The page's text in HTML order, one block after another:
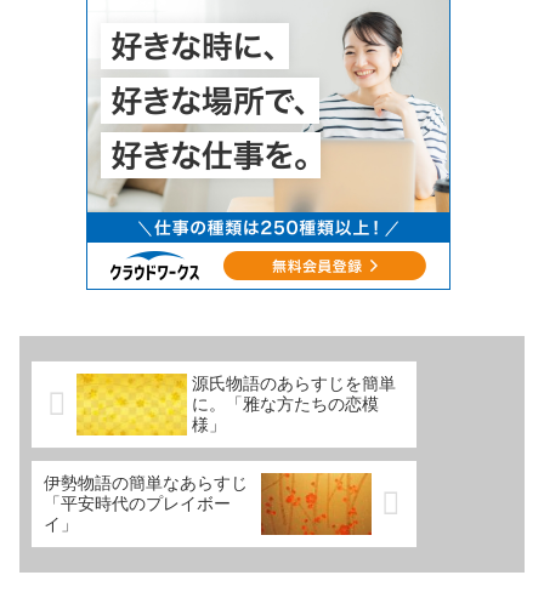
源氏物語のあらすじを簡単
に。「雅な方たちの恋模
様」
伊勢物語の簡単なあらすじ
「平安時代のプレイボー
イ」